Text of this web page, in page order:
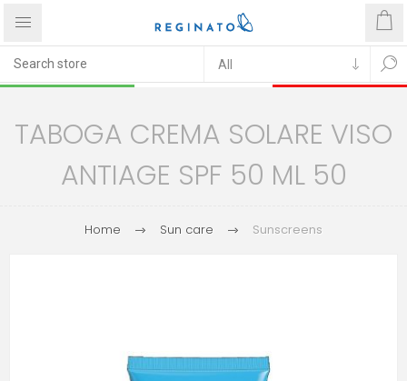
TABOGA CREMA SOLARE VISO
ANTIAGE SPF 50 ML 50
Home Sun care Sunscreens